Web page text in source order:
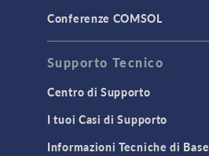
Conferenze COMSOL
Supporto Tecnico
Centro di Supporto
I tuoi Casi di Supporto
Informazioni Tecniche di Base